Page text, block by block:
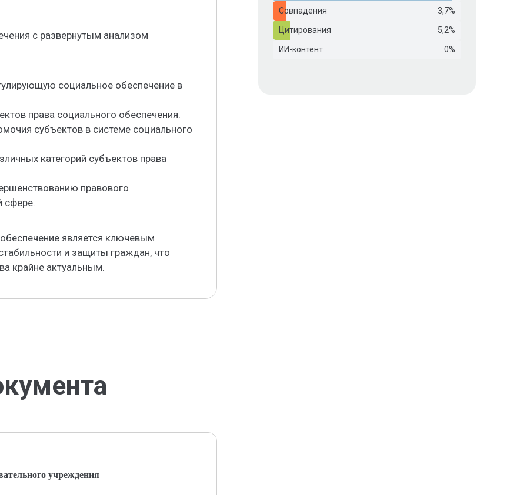
с развернутым анализом
социальное обеспечение в
права социального обеспечения.
субъектов в системе социального
категорий субъектов права
правового
сфере.
является ключевым
и защиты граждан, что
крайне актуальным.
учреждения
Совпадения 3,7%
Цитирования 5,2%
ИИ-контент 0%